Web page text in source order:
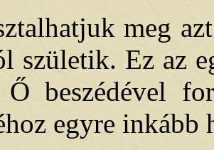
meg
születik. Ez az
beszédével
egyre inkább